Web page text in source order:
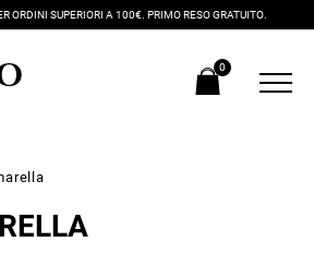
ORDINI SUPERIORI A 100€. PRIMO RESO GRATUITO.
0